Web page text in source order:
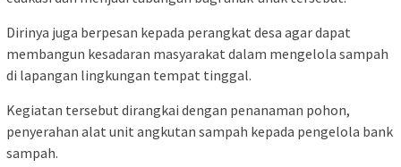
Dirinya juga berpesan kepada perangkat desa agar dapat
membangun kesadaran masyarakat dalam mengelola sampah
di lapangan lingkungan tempat tinggal.
Kegiatan tersebut dirangkai dengan penanaman pohon,
penyerahan alat unit angkutan sampah kepada pengelola bank
sampah.